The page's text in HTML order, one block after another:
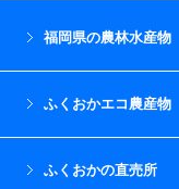
福岡県の農林水産物
ふくおかエコ農産物
ふくおかの直売所